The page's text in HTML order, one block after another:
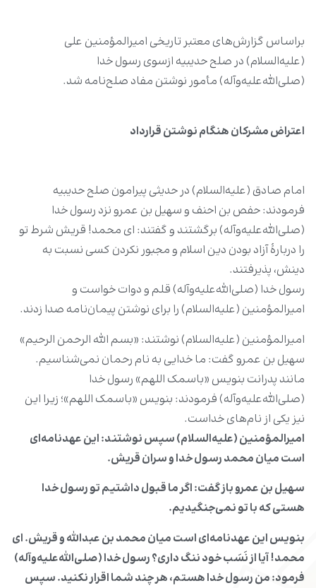
براساس گزارش‌های معتبر تاریخی امیرالمؤمنین علی
(علیه‌السلام) در صلح حدیبیه ازسوی رسول خدا
(صلی‌الله‌علیه‌و‌آله‌) مأمور نوشتن مفاد صلح‌نامه شد.
اعتراض‌ مشرکان هنگام نوشتن قرارداد
امام صادق (علیه‌السلام) در حدیثی پیرامون صلح حدیبیه
فرمودند: حفص بن احنف و سهیل بن عمرو نزد رسول خدا
(صلی‌الله‌علیه‌وآله) برگشتند و گفتند: اى محمد! قریش شرط تو
را دربارۀ آزاد بودن دین اسلام و مجبور نکردن کسى نسبت به
دینش، پذیرفتند.
رسول خدا (صلی‌الله‌علیه‌وآله) قلم و دوات خواست و
امیرالمؤمنین (علیه‌السلام) را برای نوشتن پیمان‌نامه صدا زدند.
امیرالمؤمنین (علیه‌السلام) نوشتند: «بسم الله الرحمن الرحیم»
سهیل بن عمرو گفت: ما خدایی به نام رحمان نمی‌شناسیم.
مانند پدرانت بنویس «باسمک اللهم» رسول خدا
(صلی‌الله‌علیه‌وآله) فرمودند: بنویس «باسمک اللهم»؛ زیرا این
نیز یکى از نام‌هاى خداست.
امیرالمؤمنین (علیه‌السلام) سپس نوشتند: این عهدنامه‌اى
است میان محمد رسول خدا و سران قریش.
سهیل بن عمرو باز گفت: اگر ما قبول داشتیم تو رسول خدا
هستى که با تو نمى‌جنگیدیم.
بنویس این عهدنامه‌اى است میان محمد بن عبدالله و قریش. اى
محمد! آیا از نَسَب خود ننگ دارى؟ رسول خدا (صلی‌الله‌علیه‌وآله)
فرمود: من رسول خدا هستم، هر چند شما اقرار نکنید. سپس